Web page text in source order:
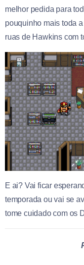
melhor pedida para
pouquinho mais toda
ruas de Hawkins com
E ai? Vai ficar
temporada ou vai se
tome cuidado com os